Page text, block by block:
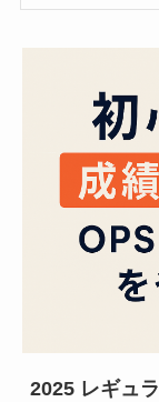
2025 レギュ